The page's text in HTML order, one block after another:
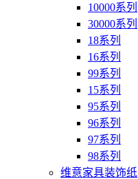
10000系列
30000系列
18系列
16系列
99系列
15系列
95系列
96系列
97系列
98系列
维意家具装饰纸